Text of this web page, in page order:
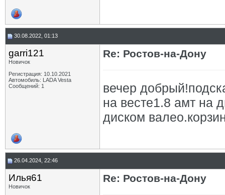
30.08.2022, 01:13
garri121
Новичок
Регистрация: 10.10.2021
Автомобиль: LADA Vesta
Сообщений: 1
Re: Ростов-на-Дону
вечер
на весте1.8 амт на
диском
26.04.2024, 22:46
Илья61
Новичок
Re: Ростов-на-Дону